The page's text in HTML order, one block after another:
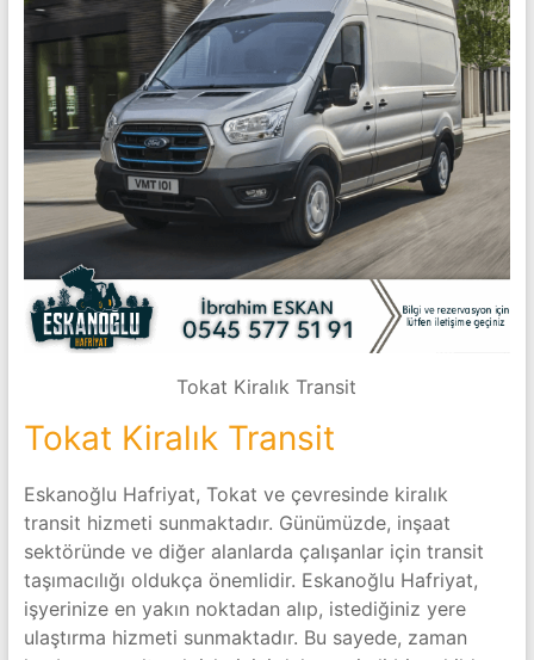
Tokat Kiralık Transit
Tokat Kiralık Transit
Eskanoğlu Hafriyat, Tokat ve çevresinde kiralık
transit hizmeti sunmaktadır. Günümüzde, inşaat
sektöründe ve diğer alanlarda çalışanlar için transit
taşımacılığı oldukça önemlidir. Eskanoğlu Hafriyat,
işyerinize en yakın noktadan alıp, istediğiniz yere
ulaştırma hizmeti sunmaktadır. Bu sayede, zaman